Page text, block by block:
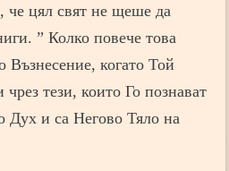
че цял свят не щеше да
” Колко повече това
Възнесение, когато Той
тези, които Го познават
Дух и са Негово Тяло на